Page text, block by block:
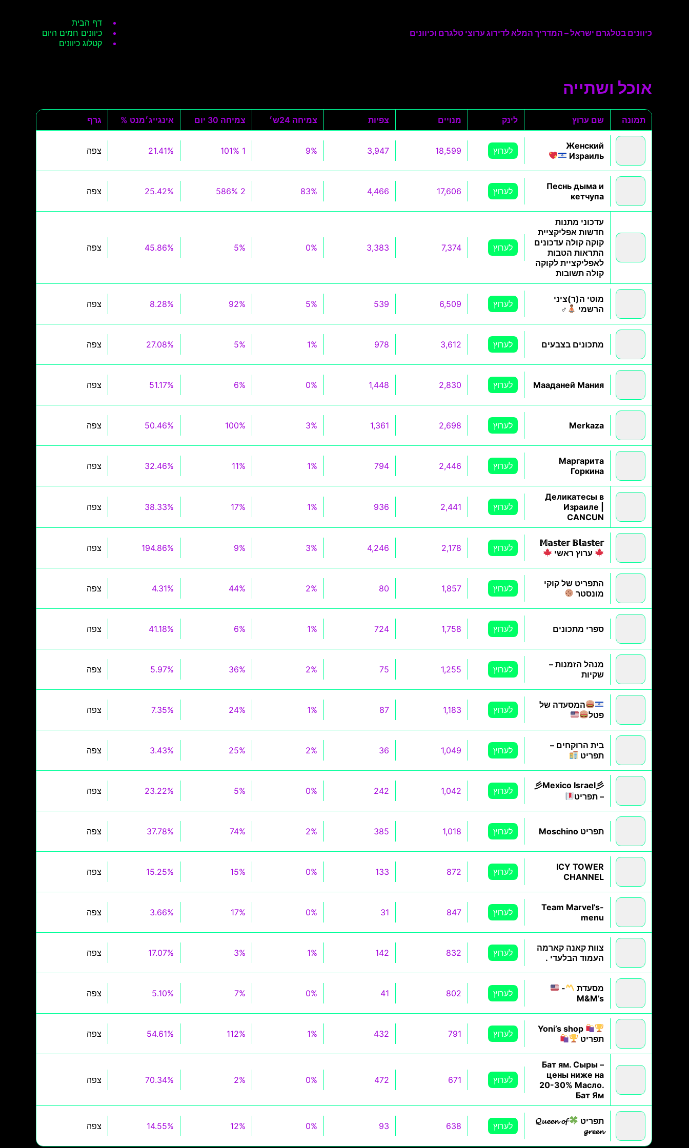
כיוונים בטלגרם ישראל – המדריך המלא לדירוג ערוצי טלגרם וכיוונים
דף הבית
כיוונים חמים היום
קטלוג כיוונים
אוכל ושתייה
תמונה שם ערוץ לינק מנויים צפיות צמיחה 24ש׳ צמיחה 30 יום אינגייג׳מנט % גרף
Женский
Израиль
לערוץ 18,599
3,947
9%
1 101%
21.41% צפה
Песнь дыма и
кетчупа
לערוץ 17,606
4,466
83%
2 586%
25.42% צפה
עדכוני מתנות
חדשות אפליקציית
קוקה קולה עדכונים
התראות הטבות
לאפליקציית לקוקה
קולה תשובות
לערוץ 7,374
3,383
0%
5%
45.86% צפה
מוטי ה(ר)ציני
הרשמי
‍♂ לערוץ 6,509
539
5%
92%
8.28% צפה
מתכונים בצבעים לערוץ 3,612
978
1%
5%
27.08% צפה
Мааданей Мания לערוץ 2,830
1,448
0%
6%
51.17% צפה
Merkaza לערוץ 2,698
1,361
3%
100%
50.46% צפה
Маргарита
Горкина
לערוץ 2,446
794
1%
11%
32.46% צפה
Деликатесы в
Израиле |
CANCUN
לערוץ 2,441
936
1%
17%
38.33% צפה
𝕄𝕒𝕤𝕥𝕖𝕣 𝔹𝕝𝕒𝕤𝕥𝕖𝕣
ערוץ ראשי
לערוץ 2,178
4,246
3%
9%
194.86% צפה
התפריט של קוקי
מונסטר
לערוץ 1,857
80
2%
44%
4.31% צפה
ספרי מתכונים לערוץ 1,758
724
1%
6%
41.18% צפה
מנהל הזמנות –
שקיות
לערוץ 1,255
75
2%
36%
5.97% צפה
המסעדה של
פטל
לערוץ 1,183
87
1%
24%
7.35% צפה
בית הרוקחים –
תפריט
לערוץ 1,049
36
2%
25%
3.43% צפה
彡Mexico Israel彡
– תפריט
לערוץ 1,042
242
0%
5%
23.22% צפה
תפריט Moschino לערוץ 1,018
385
2%
74%
37.78% צפה
ICY TOWER
CHANNEL
לערוץ 872
133
0%
15%
15.25% צפה
Team Marvel’s-
menu
לערוץ 847
31
0%
17%
3.66% צפה
צוות קאנה קארמה
העמוד הבלעדי .
לערוץ 832
142
1%
3%
17.07% צפה
מסעדת
-
M&M’s
לערוץ 802
41
0%
7%
5.10% צפה
Yoni’s shop
תפריט
לערוץ 791
432
1%
112%
54.61% צפה
Бат ям. Сыры –
цены ниже на
20-30% Масло.
Бат Ям
לערוץ 671
472
0%
2%
70.34% צפה
תפריט
𝓠𝓾𝓮𝓮𝓷 𝓸𝓯
𝓰𝓻𝓮𝓮𝓷
לערוץ 638
93
0%
12%
14.55% צפה